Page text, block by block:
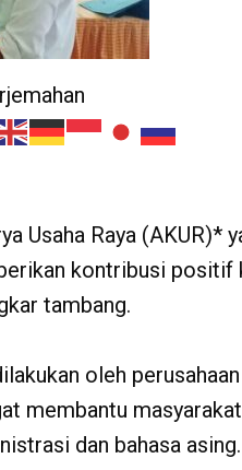
Usaha Raya (AKUR)*
kontribusi positif
tambang.
oleh
membantu
dan bahasa asing.